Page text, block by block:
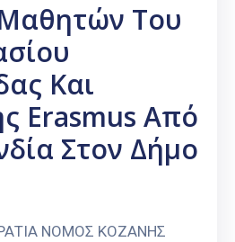
Του
Και
Erasmus Από
Στον Δήμο
ΝΟΜΟΣ ΚΟΖΑΝΗΣ